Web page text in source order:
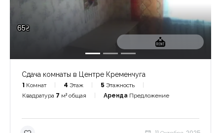
65₴
Сдача комнаты в Центре Кременчуга
1 Комнат 4 Этаж 5 Этажность
Квадратура 7 м² общая Аренда Предложение